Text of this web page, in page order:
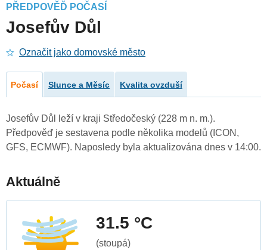
PŘEDPOVĚĎ POČASÍ
Josefův Důl
Označit jako domovské město
Počasí Slunce a Měsíc Kvalita ovzduší
Josefův Důl leží v kraji Středočeský (228 m n. m.).
Předpověď je sestavena podle několika modelů (ICON,
GFS, ECMWF). Naposledy byla aktualizována dnes v 14:00.
Aktuálně
31.5 °C
(stoupá)